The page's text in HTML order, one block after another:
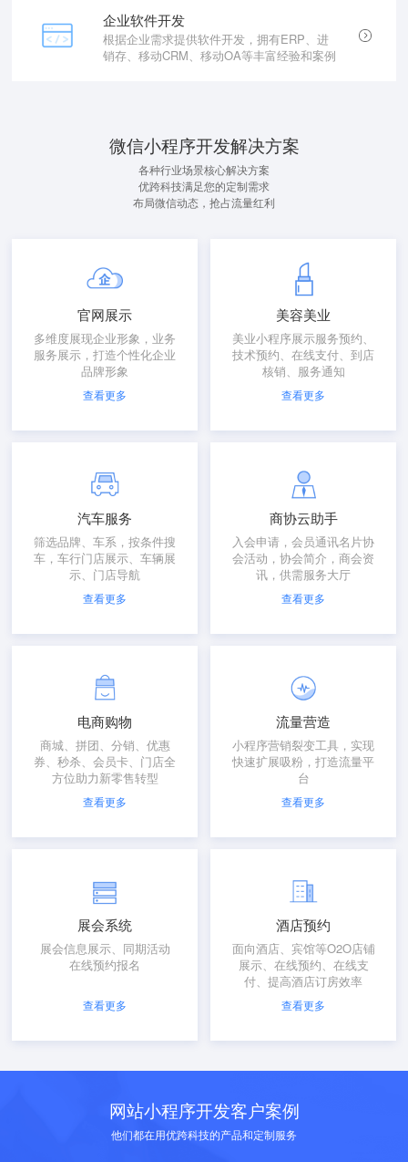
企业软件开发
根据企业需求提供软件开发，拥有ERP、进
销存、移动CRM、移动OA等丰富经验和案例
微信小程序开发解决方案
各种行业场景核心解决方案
优跨科技满足您的定制需求
布局微信动态，抢占流量红利
官网展示
多维度展现企业形象，业务
服务展示，打造个性化企业
品牌形象
查看更多
美容美业
美业小程序展示服务预约、
技术预约、在线支付、到店
核销、服务通知
查看更多
汽车服务
筛选品牌、车系，按条件搜
车，车行门店展示、车辆展
示、门店导航
查看更多
商协云助手
入会申请，会员通讯名片协
会活动，协会简介，商会资
讯，供需服务大厅
查看更多
电商购物
商城、拼团、分销、优惠
券、秒杀、会员卡、门店全
方位助力新零售转型
查看更多
流量营造
小程序营销裂变工具，实现
快速扩展吸粉，打造流量平
台
查看更多
展会系统
展会信息展示、同期活动
在线预约报名
查看更多
酒店预约
面向酒店、宾馆等O2O店铺
展示、在线预约、在线支
付、提高酒店订房效率
查看更多
网站小程序开发客户案例
他们都在用优跨科技的产品和定制服务